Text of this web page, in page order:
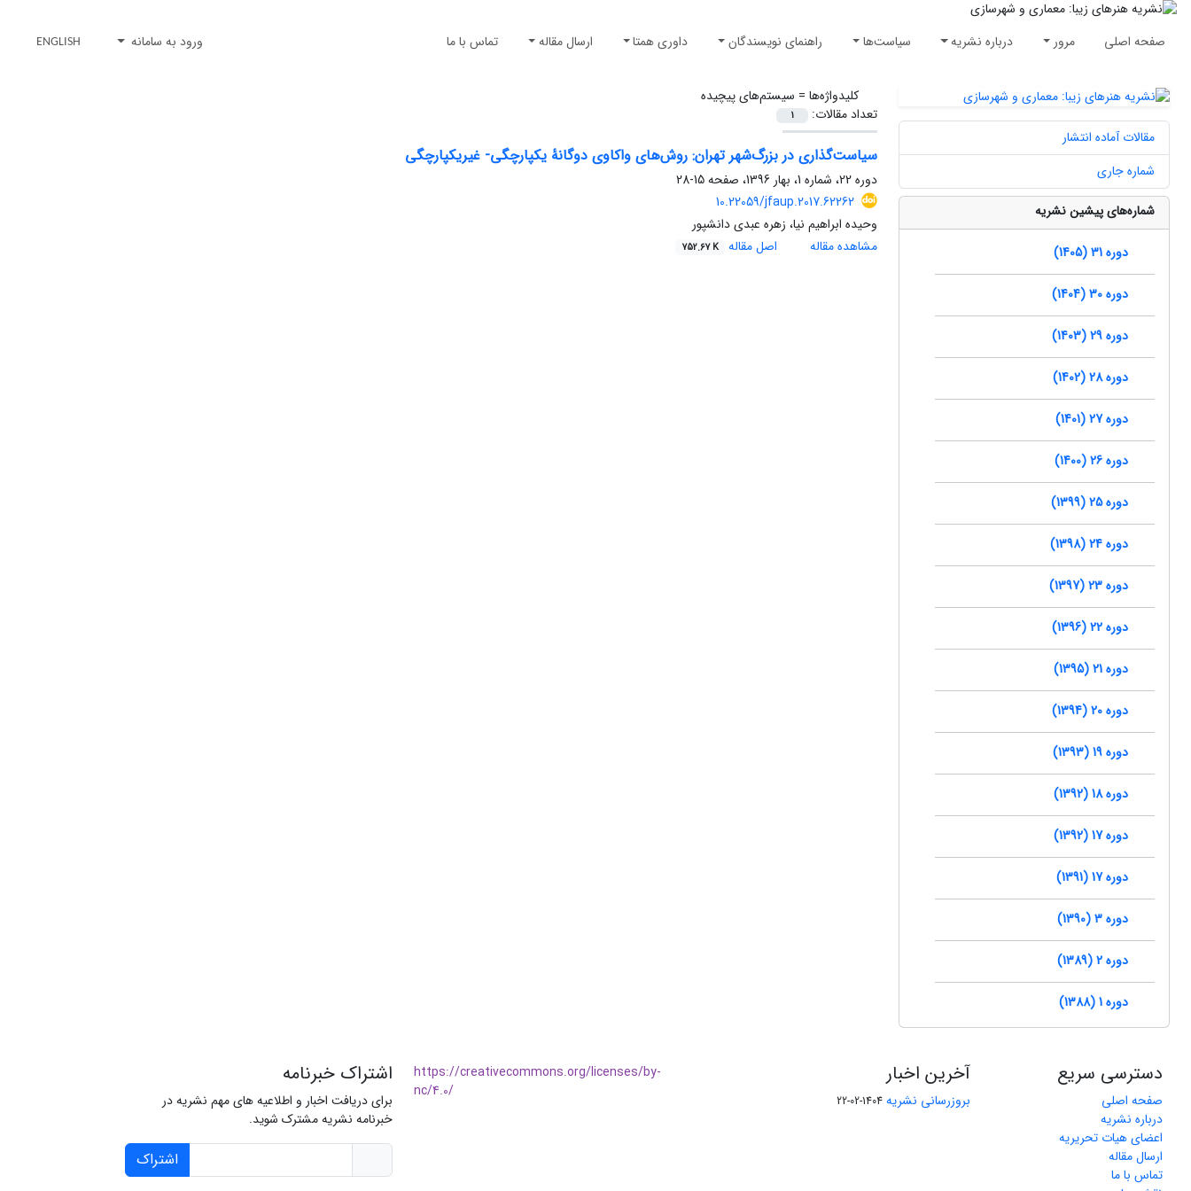
صفحه اصلی مرور درباره نشریه سیاست‌ها راهنمای نویسندگان داوری همتا ارسال مقاله تماس با ما ورود به سامانه ENGLISH
کلیدواژه‌ها = سیستم‌های پیچیده
تعداد مقالات:
1
سیاست‌گذاری در بزرگ‌شهر تهران: روش‌های واکاوی دوگانۀ یکپارچگی- غیریکپارچگی
دوره 22، شماره 1، بهار 1396، صفحه
15-28
10.22059/jfaup.2017.62262
وحیده ابراهیم نیا، زهره عبدی دانشپور
مشاهده مقاله
اصل مقاله 752.67 K
مقالات آماده انتشار
شماره جاری
شماره‌های پیشین نشریه
دوره 31 (1405)
دوره 30 (1404)
دوره 29 (1403)
دوره 28 (1402)
دوره 27 (1401)
دوره 26 (1400)
دوره 25 (1399)
دوره 24 (1398)
دوره 23 (1397)
دوره 22 (1396)
دوره 21 (1395)
دوره 20 (1394)
دوره 19 (1393)
دوره 18 (1392)
دوره 17 (1392)
دوره 17 (1391)
دوره 3 (1390)
دوره 2 (1389)
دوره 1 (1388)
دسترسی سریع
صفحه اصلی
درباره نشریه
اعضای هیات تحریریه
ارسال مقاله
تماس با ما
آخرین اخبار
بروزرسانی نشریه 1404-02-22
https://creativecommons.org/licenses/by-
nc/4.0/
اشتراک خبرنامه
برای دریافت اخبار و اطلاعیه های مهم نشریه در
خبرنامه نشریه مشترک شوید.
اشتراک